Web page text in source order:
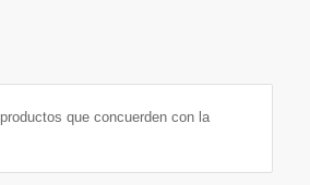
que concuerden con la